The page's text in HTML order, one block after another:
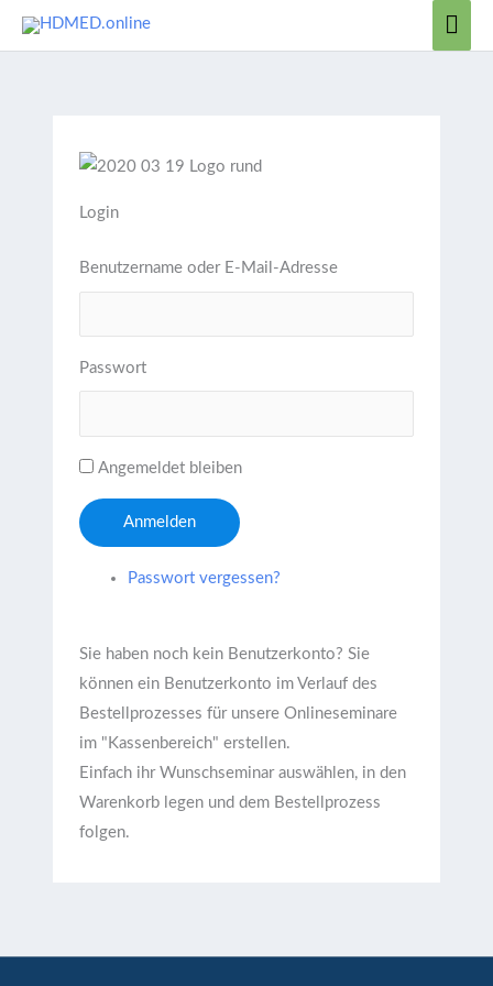
Zum
Login
Benutzername oder E-Mail-Adresse
Passwort
Angemeldet bleiben
Anmelden
Passwort vergessen?
Sie haben noch kein Benutzerkonto? Sie
können ein Benutzerkonto im Verlauf des
Bestellprozesses für unsere Onlineseminare
im "Kassenbereich" erstellen.
Einfach ihr Wunschseminar auswählen, in den
Warenkorb legen und dem Bestellprozess
folgen.